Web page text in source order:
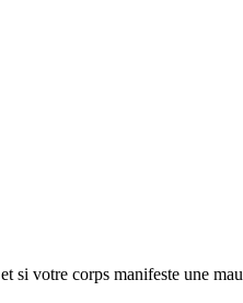
si votre corps manifeste une